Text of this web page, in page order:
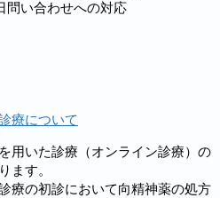
問い合わせへの対応
療について
用いた診療（オンライン診療）の
ます。
療の初診において向精神薬の処方